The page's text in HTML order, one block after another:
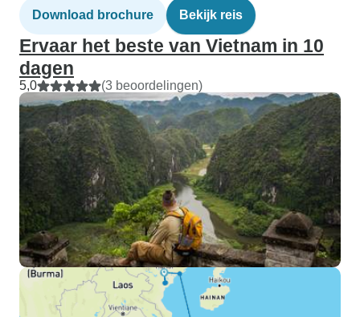
Download brochure Bekijk reis
Ervaar het beste van Vietnam in 10
dagen
5,0 (3 beoordelingen)